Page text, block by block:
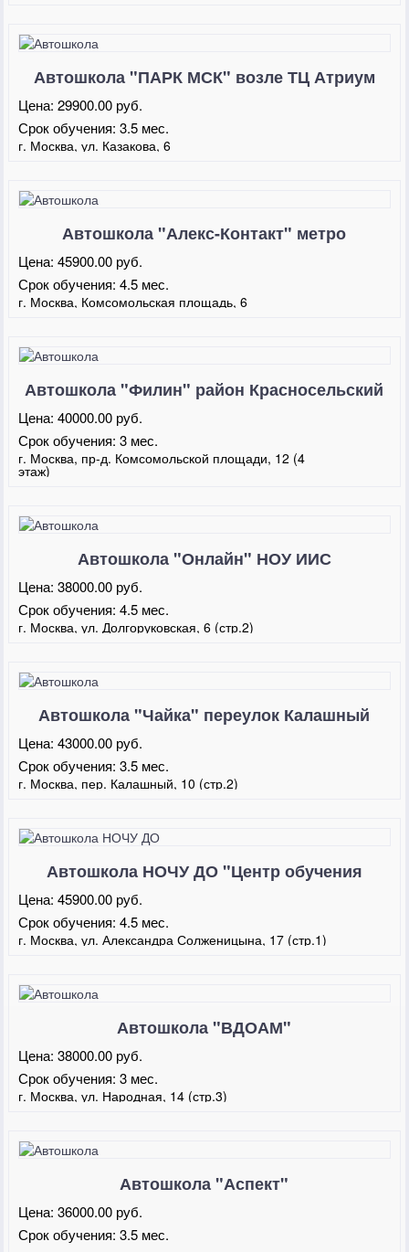
Автошкола "ПАРК МСК" возле ТЦ Атриум
Цена:29900.00 руб.
Срок обучения:3.5 мес.
г. Москва, ул. Казакова, 6
Автошкола "Алекс-Контакт" метро
Цена:45900.00 руб.
Срок обучения:4.5 мес.
г. Москва, Комсомольская площадь, 6
Автошкола "Филин" район Красносельский
Цена:40000.00 руб.
Срок обучения:3 мес.
г. Москва, пр-д. Комсомольской площади, 12 (4
этаж)
Автошкола "Онлайн" НОУ ИИС
Долгоруковская
Цена:38000.00 руб.
Срок обучения:4.5 мес.
г. Москва, ул. Долгоруковская, 6 (стр.2)
Автошкола "Чайка" переулок Калашный
Цена:43000.00 руб.
Срок обучения:3.5 мес.
г. Москва, пер. Калашный, 10 (стр.2)
Автошкола НОЧУ ДО "Центр обучения
вождению" Таганская
Цена:45900.00 руб.
Срок обучения:4.5 мес.
г. Москва, ул. Александра Солженицына, 17 (стр.1)
Автошкола "ВДОАМ"
Цена:38000.00 руб.
Срок обучения:3 мес.
г. Москва, ул. Народная, 14 (стр.3)
Автошкола "Аспект"
Цена:36000.00 руб.
Срок обучения:3.5 мес.